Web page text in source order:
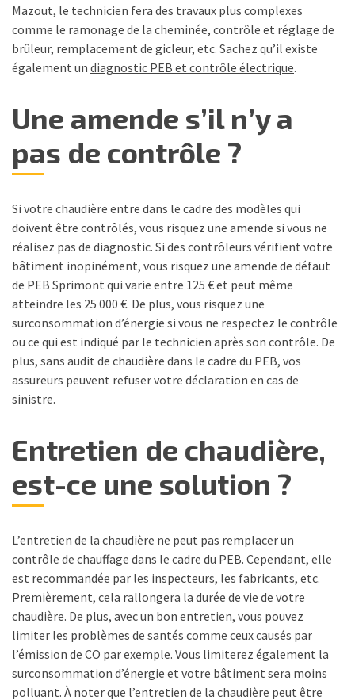
Mazout, le technicien fera des travaux plus complexes
comme le ramonage de la cheminée, contrôle et réglage de
brûleur, remplacement de gicleur, etc. Sachez qu’il existe
également un diagnostic PEB et contrôle électrique.
Une amende s’il n’y a
pas de contrôle ?
Si votre chaudière entre dans le cadre des modèles qui
doivent être contrôlés, vous risquez une amende si vous ne
réalisez pas de diagnostic. Si des contrôleurs vérifient votre
bâtiment inopinément, vous risquez une amende de défaut
de PEB Sprimont qui varie entre 125 € et peut même
atteindre les 25 000 €. De plus, vous risquez une
surconsommation d’énergie si vous ne respectez le contrôle
ou ce qui est indiqué par le technicien après son contrôle. De
plus, sans audit de chaudière dans le cadre du PEB, vos
assureurs peuvent refuser votre déclaration en cas de
sinistre.
Entretien de chaudière,
est-ce une solution ?
L’entretien de la chaudière ne peut pas remplacer un
contrôle de chauffage dans le cadre du PEB. Cependant, elle
est recommandée par les inspecteurs, les fabricants, etc.
Premièrement, cela rallongera la durée de vie de votre
chaudière. De plus, avec un bon entretien, vous pouvez
limiter les problèmes de santés comme ceux causés par
l’émission de CO par exemple. Vous limiterez également la
surconsommation d’énergie et votre bâtiment sera moins
polluant. À noter que l’entretien de la chaudière peut être